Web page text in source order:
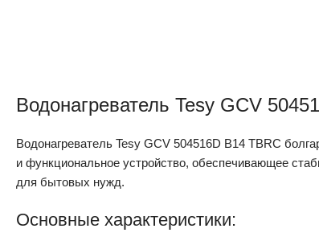
Водонагреватель Tesy GCV
Водонагреватель Tesy GCV 504516D B14 TBRC
и функциональное устройство, обеспечивающее
для бытовых нужд.
Основные характеристики: